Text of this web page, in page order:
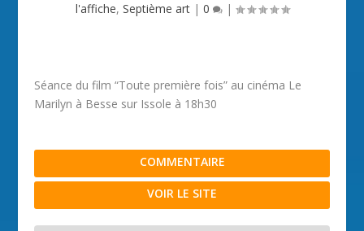
l'affiche, Septième art| 0 |
Séance du film “Toute première fois” au cinéma Le
Marilyn à Besse sur Issole à 18h30
COMMENTAIRE
VOIR LE SITE